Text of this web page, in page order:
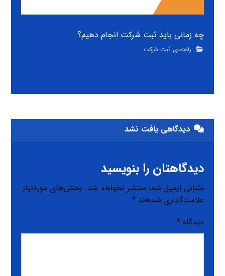
چه زمانی باید ثبت شرکت انجام دهیم؟
راهنمای ثبت شرکت
دیدگاهی یافت نشد
دیدگاهتان را بنویسید
نشانی ایمیل شما منتشر نخواهد شد. بخش‌های موردنیاز
علامت‌گذاری شده‌اند*
دیدگاه*